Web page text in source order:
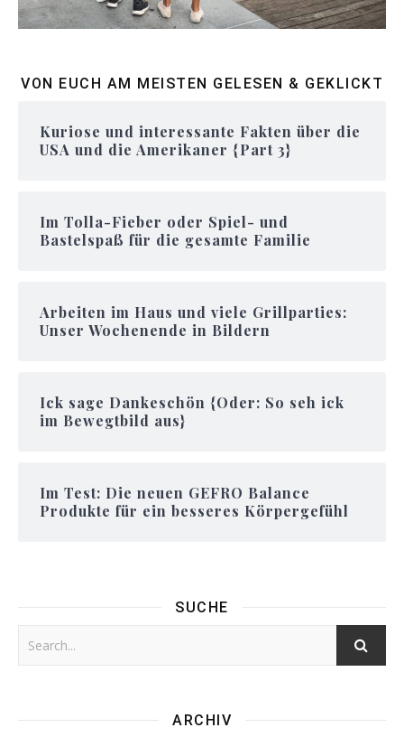
VON EUCH AM MEISTEN GELESEN & GEKLICKT
Kuriose und interessante Fakten über die
USA und die Amerikaner {Part 3}
Im Tolla-Fieber oder Spiel- und
Bastelspaß für die gesamte Familie
Arbeiten im Haus und viele Grillparties:
Unser Wochenende in Bildern
Ick sage Dankeschön {Oder: So seh ick
im Bewegtbild aus}
Im Test: Die neuen GEFRO Balance
Produkte für ein besseres Körpergefühl
SUCHE
ARCHIV